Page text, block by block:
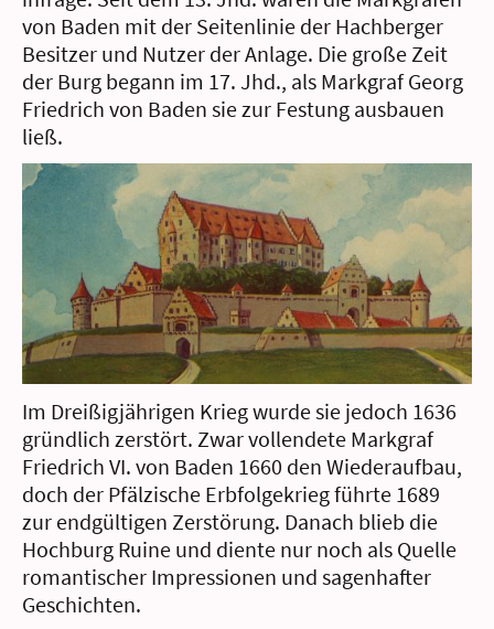
von Baden mit der Seitenlinie der Hachberger
Besitzer und Nutzer der Anlage. Die große Zeit
der Burg begann im 17. Jhd., als Markgraf Georg
Friedrich von Baden sie zur Festung ausbauen
ließ.
Im Dreißigjährigen Krieg wurde sie jedoch 1636
gründlich zerstört. Zwar vollendete Markgraf
Friedrich VI. von Baden 1660 den Wiederaufbau,
doch der Pfälzische Erbfolgekrieg führte 1689
zur endgültigen Zerstörung. Danach blieb die
Hochburg Ruine und diente nur noch als Quelle
romantischer Impressionen und sagenhafter
Geschichten.